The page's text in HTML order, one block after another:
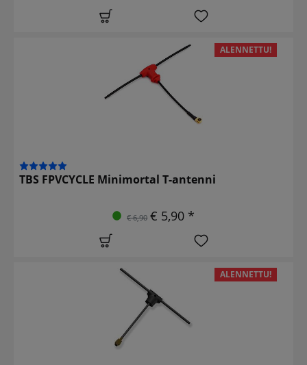
ALENNETTU!
TBS FPVCYCLE Minimortal T-antenni
€ 6,90 € 5,90 *
ALENNETTU!